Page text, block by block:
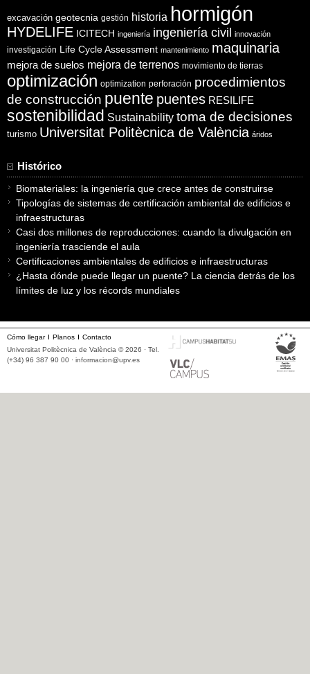
excavación geotecnia gestión historia hormigón
HYDELIFE ICITECH ingeniería ingeniería civil innovación
investigación Life Cycle Assessment mantenimiento maquinaria
mejora de suelos mejora de terrenos movimiento de tierras
optimización optimization perforación procedimientos
de construcción puente puentes RESILIFE
sostenibilidad Sustainability toma de decisiones
turismo Universitat Politècnica de València áridos
Histórico
Biomateriales: la ingeniería que crece antes de construirse
Tipologías de sistemas de certificación ambiental de edificios e
infraestructuras
Casi dos millones de reproducciones: cuando la divulgación en
ingeniería trasciende el aula
Certificaciones ambientales de edificios e infraestructuras
¿Hasta dónde puede llegar un puente? La ciencia detrás de los
límites de luz y los récords mundiales
Cómo llegar Planos
Contacto
Universitat Politècnica de València © 2026 · Tel.
(+34) 96 387 90 00 · informacion@upv.es